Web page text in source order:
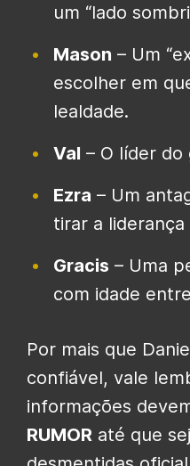
um “lado
Mason – Um
escolher em
lealdade.
Val – O líder do
Ezra – Um
tirar a liderança
Gracis – Uma
com idade
Por mais que
confiável, vale
informações
RUMOR até que